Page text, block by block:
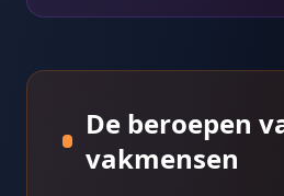
De beroepen
vakmensen